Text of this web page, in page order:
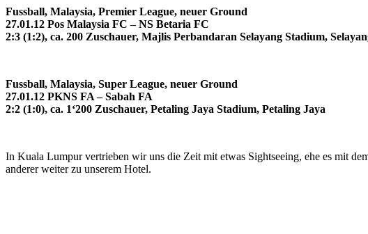
Fussball, Malaysia, Premier League, neuer Ground
27.01.12 Pos Malaysia FC – NS Betaria FC
2:3 (1:2), ca. 200 Zuschauer, Majlis Perbandaran Selayang Stadium,
Fussball, Malaysia, Super League, neuer Ground
27.01.12 PKNS FA – Sabah FA
2:2 (1:0), ca. 1‘200 Zuschauer, Petaling Jaya Stadium, Petaling Jaya
In Kuala Lumpur vertrieben wir uns die Zeit mit etwas Sightseeing, ehe es mit
anderer weiter zu unserem Hotel.